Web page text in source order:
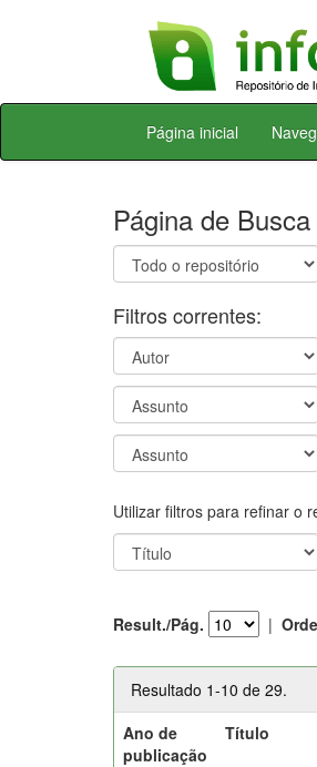
Skip
Página inicial
Página de Busca
Filtros correntes:
Utilizar filtros para refinar o
Result./Pág. |
Resultado 1-10 de 29.
Ano de
publicação
Título